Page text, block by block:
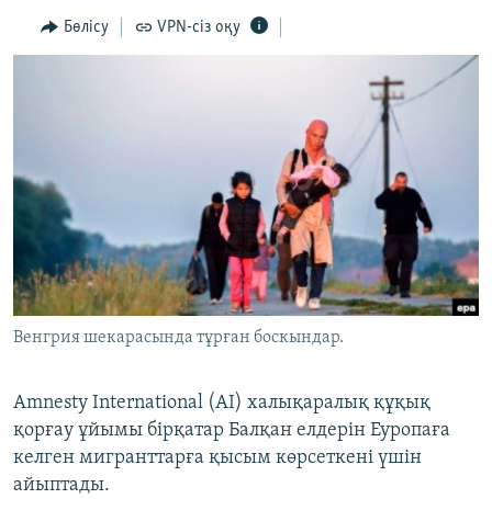
ӘЛЕУМЕТ
ЖАЗЫЛЫҢЫЗ
Басқа тілдерде
Бөлісу VPN-сіз оқу
Венгрия шекарасында тұрған боскындар.
Amnesty International (AI) халықаралық құқық
қорғау ұйымы бірқатар Балқан елдерін Еуропаға
келген мигранттарға қысым көрсеткені үшін
айыптады.